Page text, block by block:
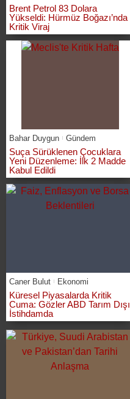
Brent Petrol 83 Dolara
Yükseldi: Hürmüz Boğazı’nda
Kritik Viraj
Bahar Duygun Gündem
Suça Sürüklenen Çocuklara
Yeni Düzenleme: İlk 2 Madde
Kabul Edildi
Caner Bulut Ekonomi
Küresel Piyasalarda Kritik
Cuma: Gözler ABD Tarım Dışı
İstihdamda